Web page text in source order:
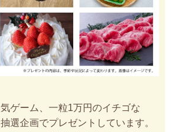
ゲーム、一粒1万円のイチゴな
選企画でプレゼントしています。